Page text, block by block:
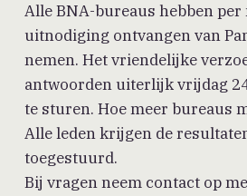
Alle BNA-bureaus hebben per
uitnodiging ontvangen van
nemen. Het vriendelijke
antwoorden uiterlijk vrijdag
te sturen. Hoe meer bureaus
Alle leden krijgen de
toegestuurd.
Bij vragen neem contact op